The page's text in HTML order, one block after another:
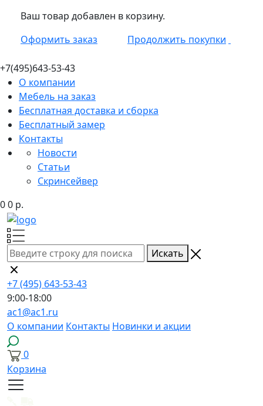
Ваш товар добавлен в корзину.
Оформить заказ
Продолжить покупки
+7(495)643-53-43
О компании
Мебель на заказ
Бесплатная доставка и сборка
Бесплатный замер
Контакты
Новости
Статьи
Скринсейвер
00 р.
Искать
+7 (495) 643-53-43
9:00-18:00
ac1@ac1.ru
О компании Контакты Новинки и акции
0
Корзина